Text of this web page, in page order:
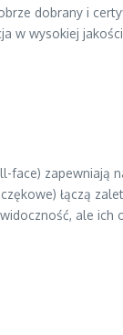
dobrany i
w wysokiej
face) zapewniają
łączą
ale ich